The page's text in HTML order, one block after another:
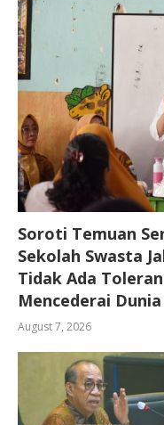
Soroti Temuan
Sekolah Swasta
Tidak Ada
Mencederai
August 7, 2026